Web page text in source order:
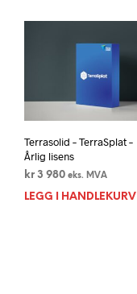
Terrasolid – TerraSplat –
Årlig lisens
kr 3 980 eks. MVA
LEGG I HANDLEKURV